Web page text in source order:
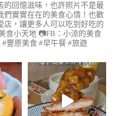
的回憶滋味，也許照片不是最
們實實在在的美食心情！也歡
店，讓更多人可以吃到好吃的
食小天地 📷FB：小涼的美食
豐原美食 #早午餐 #旅遊